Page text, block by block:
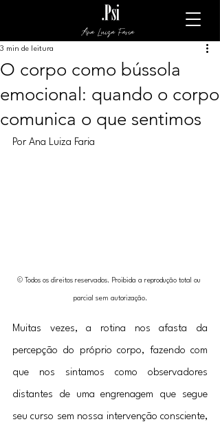
Ana Luiza Faria
O corpo como bússola
emocional: quando o corpo
comunica o que sentimos
3 min de leitura
Por Ana Luiza Faria
© Todos os direitos reservados. Proibida a reprodução total ou
parcial sem autorização.
Muitas vezes, a rotina nos afasta da
percepção do próprio corpo, fazendo com
que nos sintamos como observadores
distantes de uma engrenagem que segue
seu curso sem nossa intervenção consciente,